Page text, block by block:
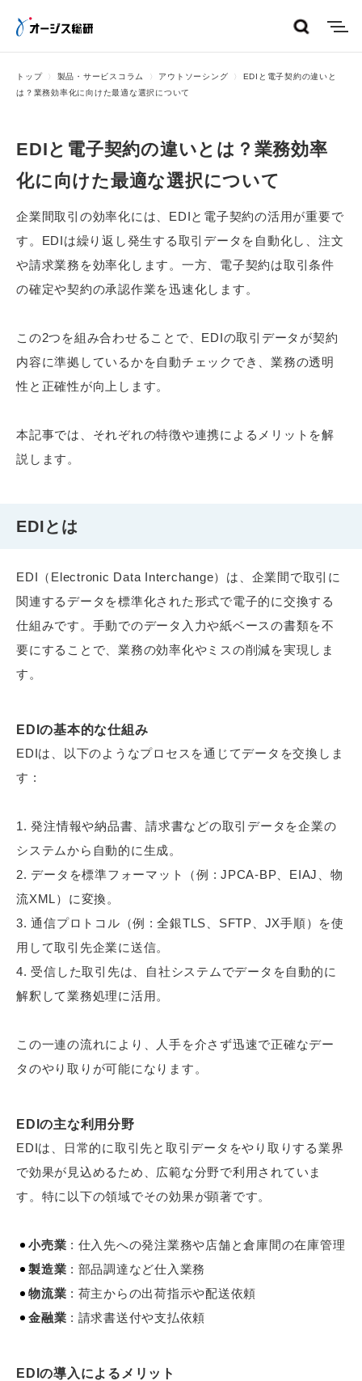
トップ 製品・サービスコラム アウトソーシング
EDIと電子契約の違いと
は？業務効率化に向けた最適な選択について
EDIと電子契約の違いとは？業務効率
化に向けた最適な選択について
企業間取引の効率化には、EDIと電子契約の活用が重要で
す。EDIは繰り返し発生する取引データを自動化し、注文
や請求業務を効率化します。一方、電子契約は取引条件
の確定や契約の承認作業を迅速化します。
この2つを組み合わせることで、EDIの取引データが契約
内容に準拠しているかを自動チェックでき、業務の透明
性と正確性が向上します。
本記事では、それぞれの特徴や連携によるメリットを解
説します。
EDIとは
EDI（Electronic Data Interchange）は、企業間で取引に
関連するデータを標準化された形式で電子的に交換する
仕組みです。手動でのデータ入力や紙ベースの書類を不
要にすることで、業務の効率化やミスの削減を実現しま
す。
EDIの基本的な仕組み
EDIは、以下のようなプロセスを通じてデータを交換しま
す :
発注情報や納品書、請求書などの取引データを企業の
システムから自動的に生成。
データを標準フォーマット（例 : JPCA-BP、EIAJ、物
流XML）に変換。
通信プロトコル（例 : 全銀TLS、SFTP、JX手順）を使
用して取引先企業に送信。
受信した取引先は、自社システムでデータを自動的に
解釈して業務処理に活用。
この一連の流れにより、人手を介さず迅速で正確なデー
タのやり取りが可能になります。
EDIの主な利用分野
EDIは、日常的に取引先と取引データをやり取りする業界
で効果が見込めるため、広範な分野で利用されていま
す。特に以下の領域でその効果が顕著です。
小売業 : 仕入先への発注業務や店舗と倉庫間の在庫管理
製造業 : 部品調達など仕入業務
物流業 : 荷主からの出荷指示や配送依頼
金融業 : 請求書送付や支払依頼
EDIの導入によるメリット